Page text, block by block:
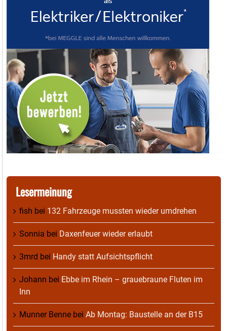
Lesermeinung
fish bei 132 Fahrzeuge mussten wieder umdrehen
Sonnia bei Daxenfeuer wieder erlaubt
3mrd bei Handy statt Aufsichtspflicht
Johann bei Ebbe im Rhein – grauebraune Fluten im
Inn
Munner Benne bei Ab Montag: Baustelle an der B15